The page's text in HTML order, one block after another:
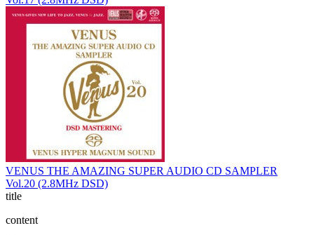
VENUS THE AMAZING SUPER AUDIO CD SAMPLER
Vol.20 (2.8MHz DSD)
title
content